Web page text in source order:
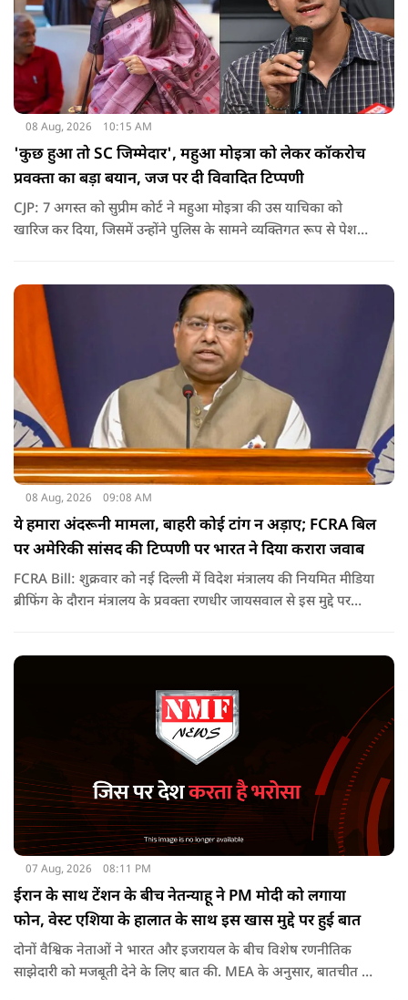
08 Aug, 2026 10:15 AM
'कुछ हुआ तो SC जिम्मेदार', महुआ मोइत्रा को लेकर कॉकरोच
प्रवक्ता का बड़ा बयान, जज पर दी विवादित टिप्पणी
CJP: 7 अगस्त को सुप्रीम कोर्ट ने महुआ मोइत्रा की उस याचिका को
खारिज कर दिया, जिसमें उन्होंने पुलिस के सामने व्यक्तिगत रूप से पेश
केंद्र बन गई है.
08 Aug, 2026 09:08 AM
ये हमारा अंदरूनी मामला, बाहरी कोई टांग न अड़ाए; FCRA बिल
पर अमेरिकी सांसद की टिप्पणी पर भारत ने दिया करारा जवाब
FCRA Bill: शुक्रवार को नई दिल्ली में विदेश मंत्रालय की नियमित मीडिया
ब्रीफिंग के दौरान मंत्रालय के प्रवक्ता रणधीर जायसवाल से इस मुद्दे पर
की संसद करती है.
07 Aug, 2026 08:11 PM
ईरान के साथ टेंशन के बीच नेतन्याहू ने PM मोदी को लगाया
फोन, वेस्ट एशिया के हालात के साथ इस खास मुद्दे पर हुई बात
दोनों वैश्विक नेताओं ने भारत और इजरायल के बीच विशेष रणनीतिक
साझेदारी को मजबूती देने के ल‍िए बात की. MEA के अनुसार, बातचीत की